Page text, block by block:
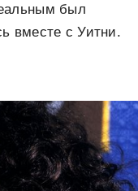
был
вместе с Уитни.